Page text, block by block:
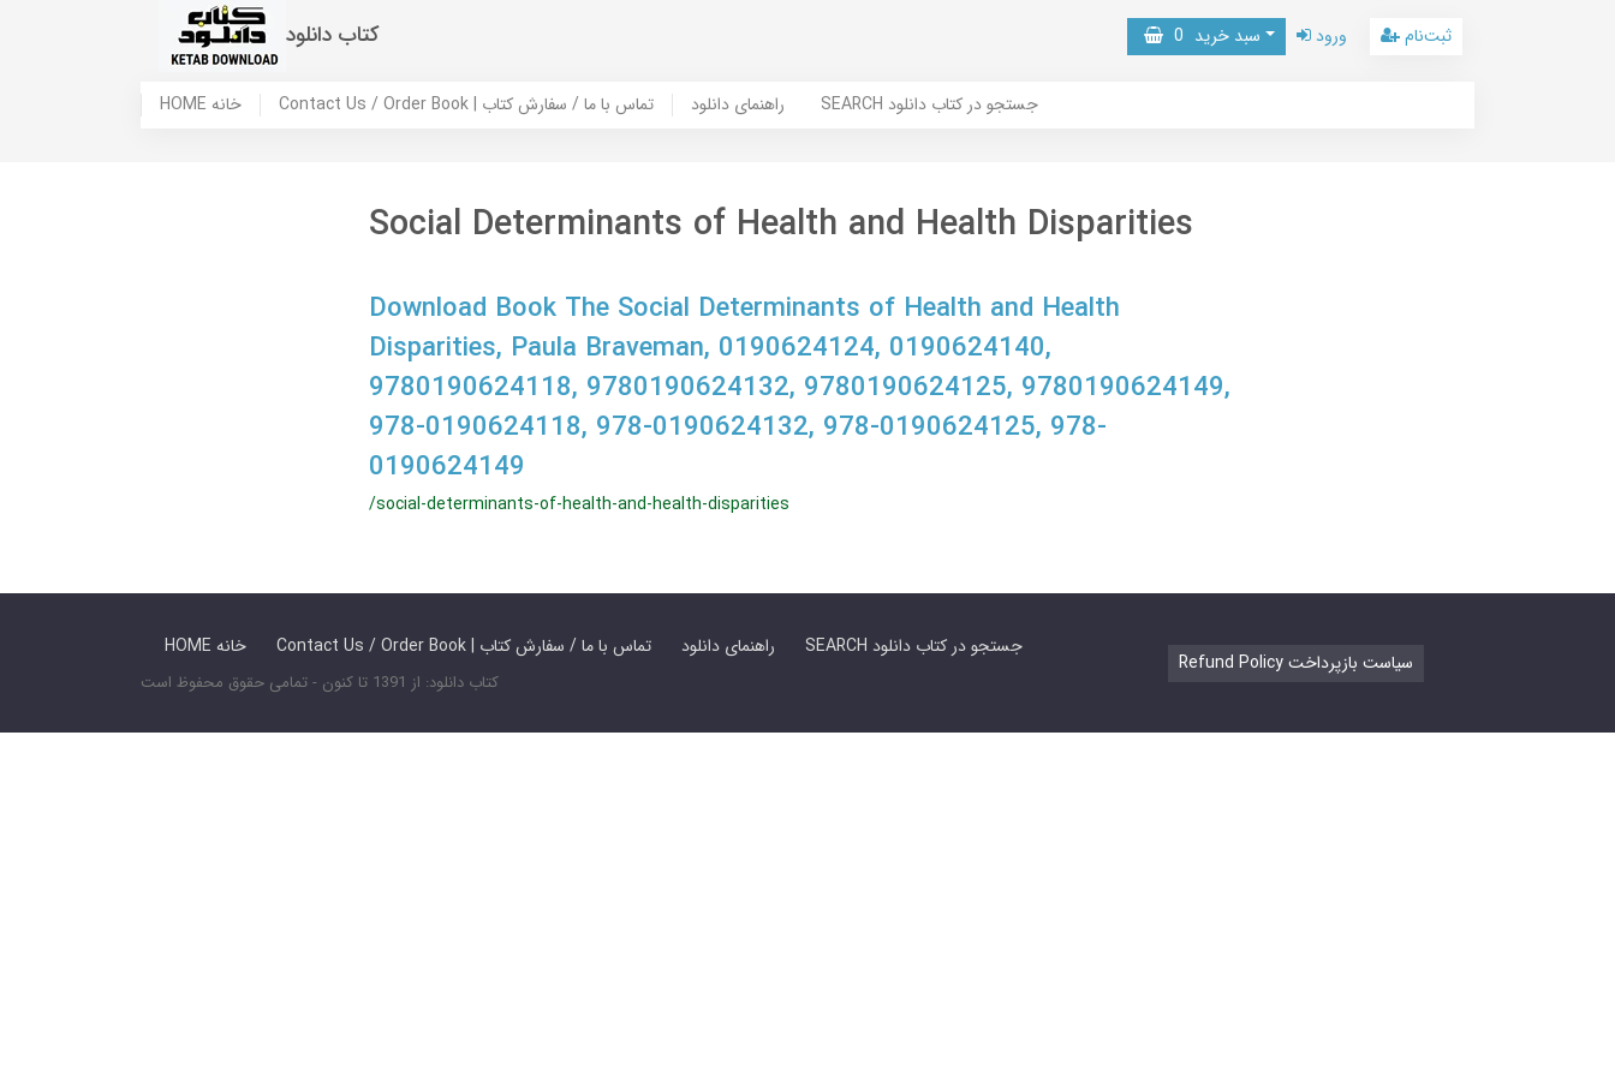
کتاب دانلود سبد خرید 0 ورود ثبت‌نام
HOME خانه Contact Us / Order Book | تماس با ما / سفارش کتاب راهنمای دانلود SEARCH جستجو در کتاب دانلود
Social Determinants of Health and Health Disparities
Download Book The Social Determinants of Health and Health
Disparities, Paula Braveman, 0190624124, 0190624140,
9780190624118, 9780190624132, 9780190624125, 9780190624149,
978-0190624118, 978-0190624132, 978-0190624125, 978-
0190624149
/social-determinants-of-health-and-health-disparities
HOME خانه Contact Us / Order Book | تماس با ما / سفارش کتاب راهنمای دانلود SEARCH جستجو در کتاب دانلود
کتاب دانلود: از 1391 تا کنون - تمامی حقوق محفوظ است
Refund Policy سیاست بازپرداخت